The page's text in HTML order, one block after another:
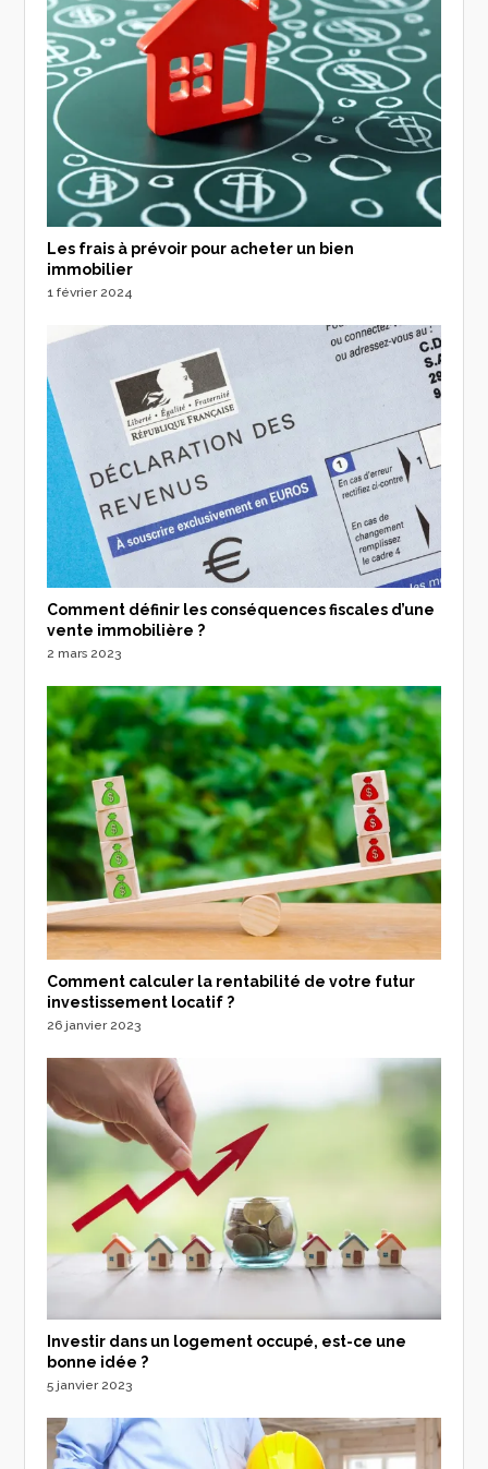
Les frais à prévoir pour acheter un bien
immobilier
1 février 2024
Comment définir les conséquences fiscales d’une
vente immobilière ?
2 mars 2023
Comment calculer la rentabilité de votre futur
investissement locatif ?
26 janvier 2023
Investir dans un logement occupé, est-ce une
bonne idée ?
5 janvier 2023